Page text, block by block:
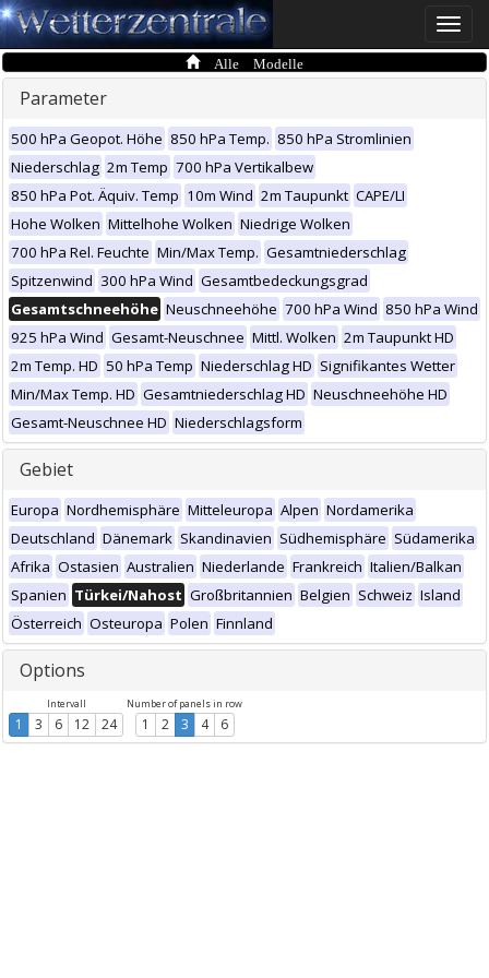
Toggle
Alle Modelle
Parameter
500 hPa Geopot. Höhe 850 hPa Temp. 850 hPa Stromlinien
Niederschlag 2m Temp 700 hPa Vertikalbew
850 hPa Pot. Äquiv. Temp 10m Wind 2m Taupunkt CAPE/LI
Hohe Wolken Mittelhohe Wolken Niedrige Wolken
700 hPa Rel. Feuchte Min/Max Temp. Gesamtniederschlag
Spitzenwind 300 hPa Wind Gesamtbedeckungsgrad
Gesamtschneehöhe Neuschneehöhe 700 hPa Wind 850 hPa Wind
925 hPa Wind Gesamt-Neuschnee Mittl. Wolken 2m Taupunkt HD
2m Temp. HD 50 hPa Temp Niederschlag HD Signifikantes Wetter
Min/Max Temp. HD Gesamtniederschlag HD Neuschneehöhe HD
Gesamt-Neuschnee HD Niederschlagsform
Gebiet
Europa Nordhemisphäre Mitteleuropa Alpen Nordamerika
Deutschland Dänemark Skandinavien Südhemisphäre Südamerika
Afrika Ostasien Australien Niederlande Frankreich Italien/Balkan
Spanien Türkei/Nahost Großbritannien Belgien Schweiz Island
Österreich Osteuropa Polen Finnland
Options
Intervall
1 3 6 12 24
Number of panels in row
1 2 3 4 6